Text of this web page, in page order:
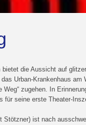
bietet die Aussicht auf
Urban-Krankenhaus am
zugehen. In
für seine erste Theater-
Stötzner) ist nach